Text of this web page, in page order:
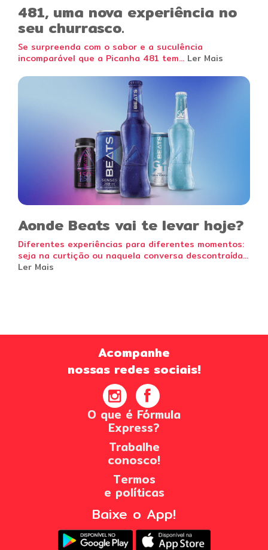
481, uma nova experiência no
seu churrasco.
Se surpreenda com o sabor e a suculência
incomparável que a Picanha 481 tem... Ler Mais
Aonde Beats vai te levar hoje?
Diferentes experiências para diferentes momentos:
seja na curtição ou naquela conversa descontraída...
Ler Mais
Acompanhe
nossas redes sociais!
O que é Fórmula
Express?
Trabalhe
conosco!
Termos
e políticas
Baixe o App!